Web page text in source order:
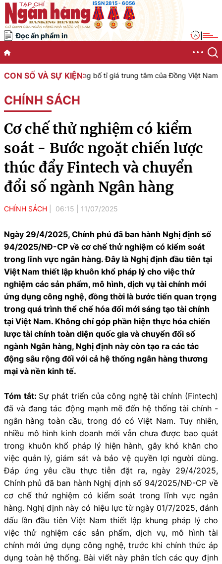
ISSN 2815 - 6056
Đọc ấn phẩm in
CON SỐ VÀ SỰ KIỆN:
Việt Nam công bố tỉ giá trung tâm của Đồng Việt Nam với Đô la
CHÍNH SÁCH
Cơ chế thử nghiệm có kiểm
soát - Bước ngoặt chiến lược
thúc đẩy Fintech và chuyển
đổi số ngành Ngân hàng
CHÍNH SÁCH 06:15 11/07/2025
Ngày 29/4/2025, Chính phủ đã ban hành Nghị định số
94/2025/NĐ-CP về cơ chế thử nghiệm có kiểm soát
trong lĩnh vực ngân hàng. Đây là Nghị định đầu tiên tại
Việt Nam thiết lập khuôn khổ pháp lý cho việc thử
nghiệm các sản phẩm, mô hình, dịch vụ tài chính mới
ứng dụng công nghệ, đồng thời là bước tiến quan trọng
trong quá trình thể chế hóa đổi mới sáng tạo tài chính
tại Việt Nam. Không chỉ góp phần hiện thực hóa chiến
lược tài chính toàn diện quốc gia và chuyển đổi số
ngành Ngân hàng, Nghị định này còn tạo ra các tác
động sâu rộng đối với cả hệ thống ngân hàng thương
mại và nền kinh tế.
Tóm tắt: Sự phát triển của công nghệ tài chính (Fintech)
đã và đang tác động mạnh mẽ đến hệ thống tài chính -
ngân hàng toàn cầu, trong đó có Việt Nam. Tuy nhiên,
nhiều mô hình kinh doanh mới vẫn chưa được bao quát
trong khuôn khổ pháp lý hiện hành, gây khó khăn cho
việc quản lý, giám sát và bảo vệ quyền lợi người dùng.
Đáp ứng yêu cầu thực tiễn đặt ra, ngày 29/4/2025,
Chính phủ đã ban hành Nghị định số 94/2025/NĐ-CP về
cơ chế thử nghiệm có kiểm soát trong lĩnh vực ngân
hàng. Nghị định này có hiệu lực từ ngày 01/7/2025, đánh
dấu lần đầu tiên Việt Nam thiết lập khung pháp lý cho
việc thử nghiệm các sản phẩm, dịch vụ, mô hình tài
chính mới ứng dụng công nghệ, trước khi chính thức áp
dụng toàn hệ thống. Bài viết này phân tích các quy định